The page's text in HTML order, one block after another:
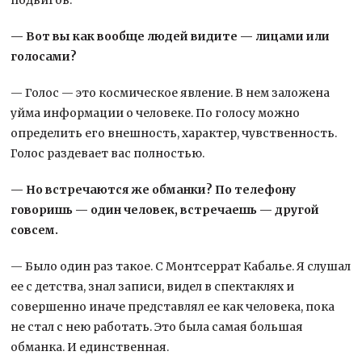
— Вот вы как вообще людей видите — лицами или
голосами?
— Голос — это космическое явление. В нем заложена
уйма информации о человеке. По голосу можно
определить его внешность, характер, чувственность.
Голос раздевает вас полностью.
— Но встречаются же обманки? По телефону
говоришь — один человек, встречаешь — другой
совсем.
— Было один раз такое. С Монтсеррат Кабалье. Я слушал
ее с детства, знал записи, видел в спектаклях и
совершенно иначе представлял ее как человека, пока
не стал с нею работать. Это была самая большая
обманка. И единственная.